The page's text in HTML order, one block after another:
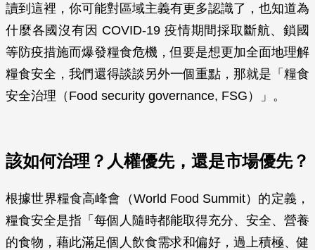
讀到這裡，你可能對區域主義有更多認識了，也知道為
什麼各國沒有因 COVID-19 疫情期間採取斷航、鎖國
等防疫措施而爆發糧食危機，但要是想更加全面地理解
糧食安全，我們還得談談另外一個重點，那就是「糧食
安全治理（Food security governance, FSG）」。
該如何治理？人權優先，還是市場優先？
根據世界糧食高峰會（World Food Summit）的定義，
糧食安全是指「每個人隨時都能取得充分、安全、營養
的食物，藉此滿足個人飲食需求和偏好，過上積極、健